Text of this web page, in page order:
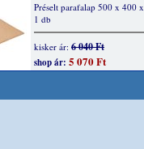
Préselt parafalap 500 x 400
1 db
kisker ár: 6 040 Ft
shop ár: 5 070 Ft